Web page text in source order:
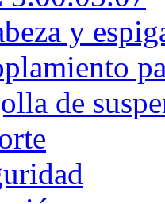
y
de